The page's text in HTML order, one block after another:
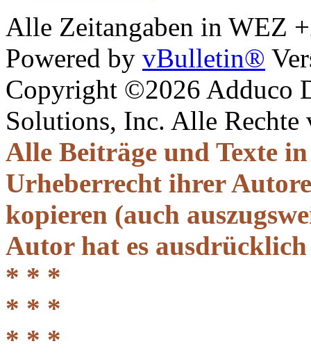
Alle Zeitangaben in WEZ
Powered by vBulletin®
Copyright ©2026 Adduco
Solutions, Inc. Alle Rechte
Alle Beiträge und Texte
Urheberrecht ihrer
kopieren (auch
Autor hat es
* * *
* * *
* * *